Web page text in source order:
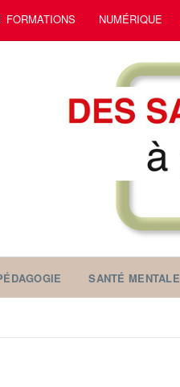
FORMATIONS NUMÉRIQUE
SANTÉ MENTALE